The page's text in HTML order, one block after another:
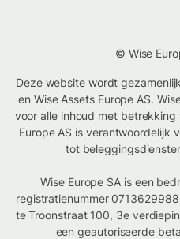
© Wise
Deze website wordt
en Wise Assets Europe AS.
voor alle inhoud met
Europe AS is verantwoordelijk
tot
Wise Europe SA is een
registratienummer
te Troonstraat 100, 3e
een geautoriseerde